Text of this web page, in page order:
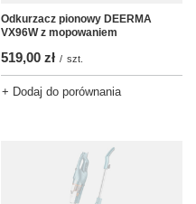
Odkurzacz pionowy DEERMA
VX96W z mopowaniem
519,00 zł / szt.
+ Dodaj do porównania